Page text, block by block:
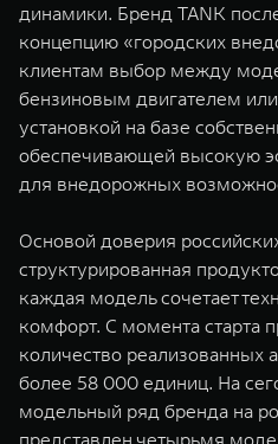
WEY 80
Масштаб возможностей
от 6 449 000 ₽
динамики. Бренд TANK
концепцию «городских
клиентам выбор между
бензиновым двигателем
установкой на базе
обеспечивающей высокую
для внедорожных
Основой доверия
структурированная
каждая модель сочетает
комфорт. С момента старта
количество реализованных
более 58 000 единиц. На
модельный ряд бренда на
представлен четырьмя